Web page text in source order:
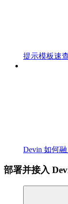
提示模板速
Devin 如何
部署并接入